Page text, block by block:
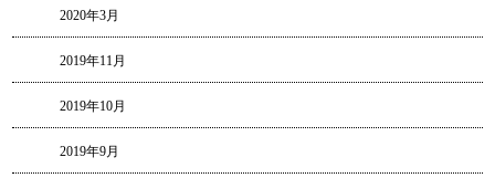
2020年3月
2019年11月
2019年10月
2019年9月